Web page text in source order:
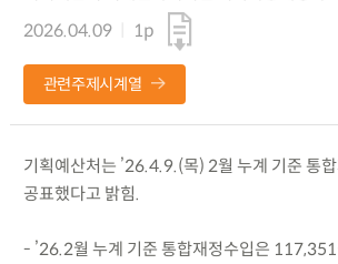
2026.04.09
1p
관련주제시계열
기획예산처는 ’26.4.9.(목) 2월 누계 기준 통
공표했다고 밝힘.
- ’26.2월 누계 기준 통합재정수입은